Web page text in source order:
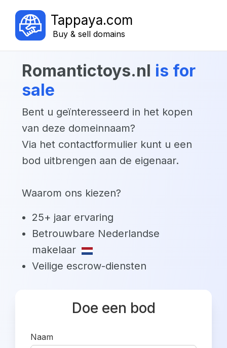
Tappaya.com
Buy & sell domains
romantictoys.nl is for
sale
Bent u geïnteresseerd in het kopen
van deze domeinnaam?
Via het contactformulier kunt u een
bod uitbrengen aan de eigenaar.
Waarom ons kiezen?
25+ jaar ervaring
Betrouwbare Nederlandse
makelaar
Veilige escrow-diensten
Doe een bod
Naam